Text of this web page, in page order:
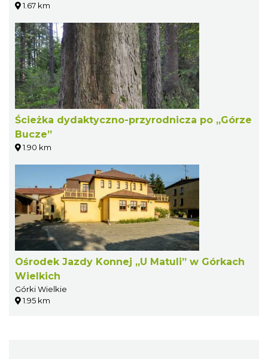
1.67 km
Ścieżka dydaktyczno-przyrodnicza po „Górze
Bucze”
1.90 km
Ośrodek Jazdy Konnej „U Matuli” w Górkach
Wielkich
Górki Wielkie
1.95 km